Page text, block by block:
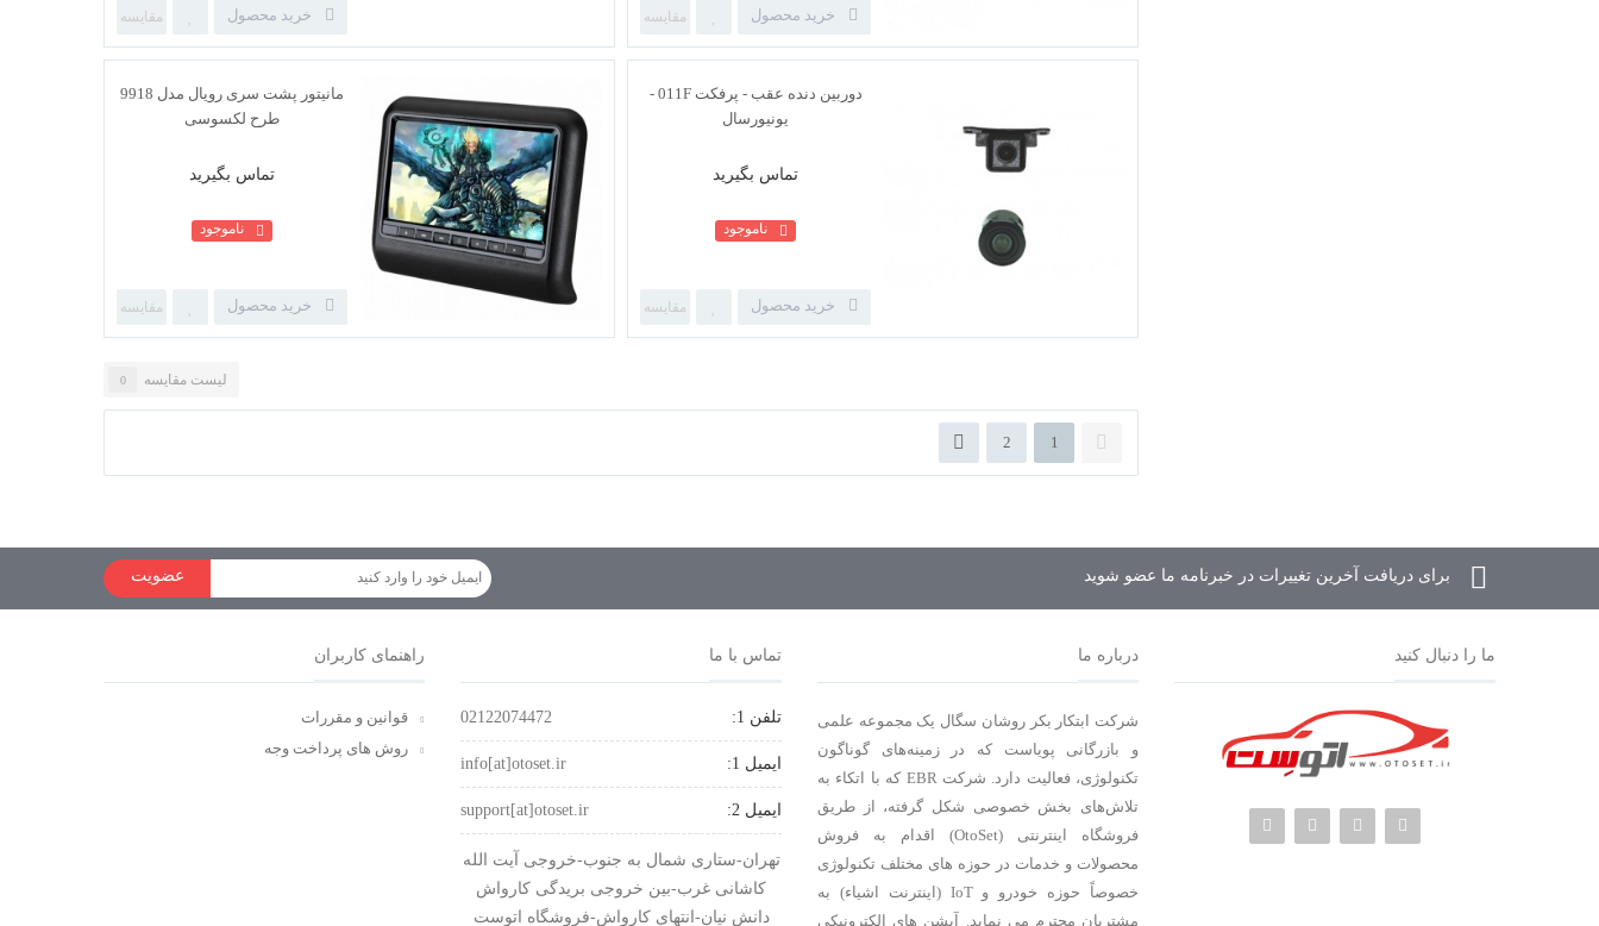
گیرنده دیجیتال خودرو مدل مکسیدر
خرید محصول
دوربین دنده عقب - پرفکت 810 -
یونیورسال
خرید محصول
دوربین دنده عقب - پرفکت 011F -
تماس بگیرید
ناموجود
خرید محصول
مانیتور پشت سری رویال مدل 9918
تماس بگیرید
ناموجود
خرید محصول
لیست مقایسه 0
1
2
برای دریافت آخرین تغییرات در خبرنامه ما عضو شوید عضویت
ما را دنبال کنید درباره ما
شرکت ابتکار بکر روشان سگال یک مجموعه‌ علمی
و بازرگانی پویاست كه در زمینه‌های گوناگون
تکنولوژی، فعالیت دارد. شرکت EBR که با اتکاء به
تلاش‌های بخش خصوصی شکل گرفته، از طریق
فروشگاه اینترنتی (OtoSet) اقدام به فروش
محصولات و خدمات در حوزه های مختلف تکنولوژی
خصوصاً حوزه خودرو و IoT (اینترنت اشیاء) به
مشتریان محترم می نماید. آپشن های الکترونیکی
تماس با ما
تلفن 1: 02122074472
ایمیل 1: info[at]otoset.ir
ایمیل 2: support[at]otoset.ir
تهران-ستاری شمال به جنوب-خروجی آیت الله
کاشانی غرب-بین خروجی بریدگی کارواش
دانش نیان-انتهای کارواش-فروشگاه اتوست
راهنمای کاربران
قوانین و مقررات
روش های پرداخت وجه